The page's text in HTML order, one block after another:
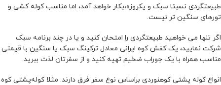
طبیعتگردی نسبتا سبک و یکروزه،بکار خواهد آمد، اما مناسب کوله کشی و
تورهای سنگین تر نیست.
اگر تنها می خواهید طبیعتگردی را امتحان کنید و یا در چند برنامه سبک
شرکت نمایید، یک کفش کوه ایرانی معادل ترکینگ سبک یا سنگین با قیمتی
مناسب همراه با یک جوراب ضخیم تهیه کنید و از سفرتان لذت ببرید.
انواع کوله ‌پشتی ‌کوهنوردی براساس نوع سفر فرق دارند. مثلا کوله‌پشتی کوه